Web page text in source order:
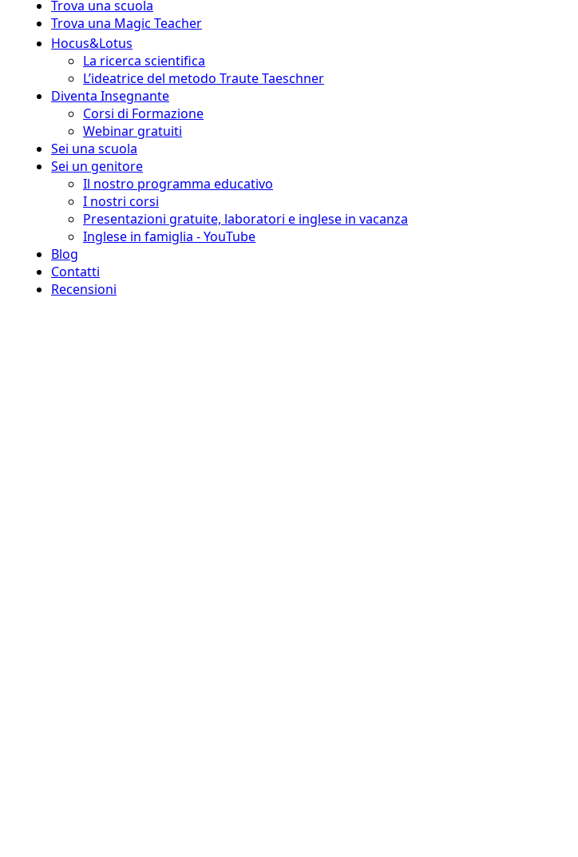
Trova una scuola
Trova una Magic Teacher
Hocus&Lotus
La ricerca scientifica
L’ideatrice del metodo Traute Taeschner
Diventa Insegnante
Corsi di Formazione
Webinar gratuiti
Sei una scuola
Sei un genitore
Il nostro programma educativo
I nostri corsi
Presentazioni gratuite, laboratori e inglese in vacanza
Inglese in famiglia - YouTube
Blog
Contatti
Recensioni